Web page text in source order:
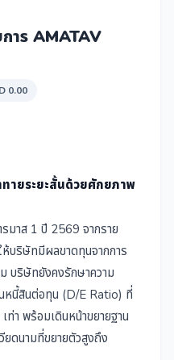
าร AMATAV
0.00
ายระยะสั้นด้วยศักยภาพ
มาส 1 ปี 2569 จากราย
บริษัทมีผลขาดทุนจากการ
ม บริษัทยังคงรักษาความ
หนี้สินต่อทุน (D/E Ratio) ที่
ท่า พร้อมเดินหน้าขยายฐาน
ยดนามที่ขยายตัวสูงถึง